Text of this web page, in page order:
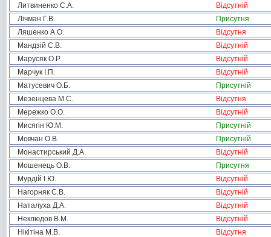
Литвиненко С.А.
Відсутній
Лічман Г.В.
Присутня
Ляшенко А.О.
Відсутня
Мандзій С.В.
Відсутній
Марусяк О.Р.
Відсутній
Марчук І.П.
Відсутній
Матусевич О.Б.
Присутній
Мезенцева М.С.
Відсутня
Мережко О.О.
Відсутній
Мисягін Ю.М.
Присутній
Мовчан О.В.
Присутній
Монастирський Д.А.
Відсутній
Мошенець О.В.
Присутня
Мурдій І.Ю.
Відсутній
Нагорняк С.В.
Відсутній
Наталуха Д.А.
Відсутній
Неклюдов В.М.
Відсутній
Нікітіна М.В.
Відсутня